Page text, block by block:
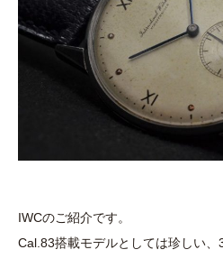
IWCのご紹介です。
Cal.83搭載モデルとしては珍しい、